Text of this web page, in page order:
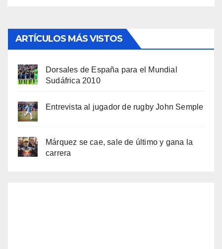
ARTÍCULOS MÁS VISTOS
Dorsales de España para el Mundial
Sudáfrica 2010
Entrevista al jugador de rugby John Semple
Márquez se cae, sale de último y gana la
carrera